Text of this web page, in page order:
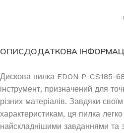
ОПИСДОДАТКОВА
Дискова пилка EDON P-CS185-
інструмент, призначений для
різних матеріалів. Завдяки
характеристикам, ця пилка
найскладнішими завданнями та